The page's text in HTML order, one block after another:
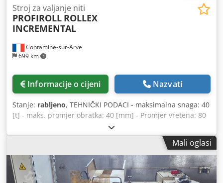
Contamine-sur-Arve
699 km
Stroj za valjanje niti
PROFIROLL ROLLEX
INCREMENTAL
Informacije o cijeni Nazvati
Stanje: rabljeno, TEHNIČKI PODACI - maksimalna snaga: 40
[t] - maks. promjer obratka: 40 [mm] - Promjer vretena: 80
[mm] - Duljina vretena: 120 [mm] - maks. promjer alata:
250 [mm] - Veličina: 2400 x 2100 x 2200 [mm] - Težina:
7100 [kg] PRIBOR Dcodpfxouhb Uho Akvsk - CNC
upravljanje (Siemensova baza) - Uređaj za protuvrh -
Spremnik rashladne tekućine s pumpom - 2 kotača za
bušenje 80, promjer: 260 [mm]
Mali oglasi